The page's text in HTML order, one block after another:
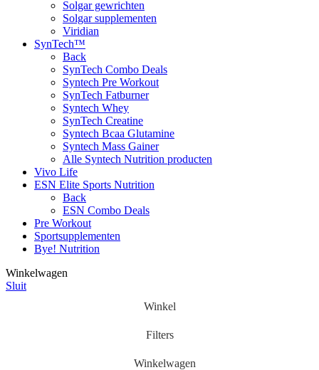
Solgar gewrichten
Solgar supplementen
Viridian
SynTech™
Back
SynTech Combo Deals
Syntech Pre Workout
SynTech Fatburner
Syntech Whey
SynTech Creatine
Syntech Bcaa Glutamine
Syntech Mass Gainer
Alle Syntech Nutrition producten
Vivo Life
ESN Elite Sports Nutrition
Back
ESN Combo Deals
Pre Workout
Sportsupplementen
Bye! Nutrition
Winkelwagen
Sluit
Winkel
Filters
Winkelwagen